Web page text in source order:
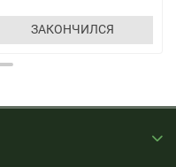
ЗАКОНЧИЛСЯ